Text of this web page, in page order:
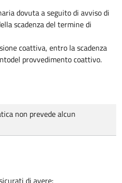
dovuta a seguito di avviso di
scadenza del termine di
coattiva, entro la scadenza
del provvedimento coattivo.
non prevede alcun